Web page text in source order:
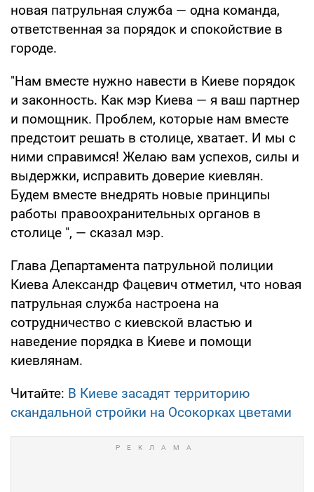
новая патрульная служба — одна команда,
ответственная за порядок и спокойствие в
городе.
"Нам вместе нужно навести в Киеве порядок
и законность. Как мэр Киева — я ваш партнер
и помощник. Проблем, которые нам вместе
предстоит решать в столице, хватает. И мы с
ними справимся! Желаю вам успехов, силы и
выдержки, исправить доверие киевлян.
Будем вместе внедрять новые принципы
работы правоохранительных органов в
столице ", — сказал мэр.
Глава Департамента патрульной полиции
Киева Александр Фацевич отметил, что новая
патрульная служба настроена на
сотрудничество с киевской властью и
наведение порядка в Киеве и помощи
киевлянам.
Читайте: В Киеве засадят территорию
скандальной стройки на Осокорках цветами